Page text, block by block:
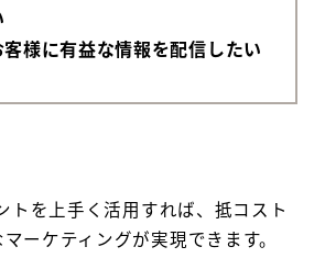
客様に有益な情報を配信したい
トを上手く活用すれば、抵コスト
ーケティングが実現できます。